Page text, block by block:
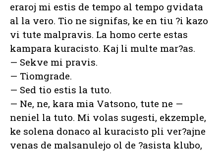
eraroj mi estis de tempo al tempo gvidata
al la vero. Tio ne signifas, ke en tiu ?i kazo
vi tute malpravis. La homo certe estas
kampara kuracisto. Kaj li multe mar?as.
— Sekve mi pravis.
— Tiomgrade.
— Sed tio estis la tuto.
— Ne, ne, kara mia Vatsono, tute ne —
neniel la tuto. Mi volas sugesti, ekzemple,
ke solena donaco al kuracisto pli ver?ajne
venas de malsanulejo ol de ?asista klubo,